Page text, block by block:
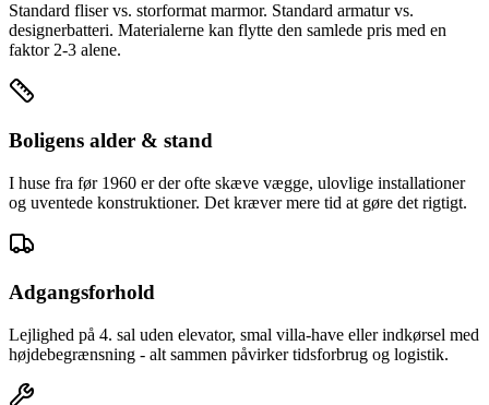
Standard fliser vs. storformat marmor. Standard armatur vs.
designerbatteri. Materialerne kan flytte den samlede pris med en
faktor 2-3 alene.
Boligens alder & stand
I huse fra før 1960 er der ofte skæve vægge, ulovlige installationer
og uventede konstruktioner. Det kræver mere tid at gøre det rigtigt.
Adgangsforhold
Lejlighed på 4. sal uden elevator, smal villa-have eller indkørsel med
højdebegrænsning - alt sammen påvirker tidsforbrug og logistik.